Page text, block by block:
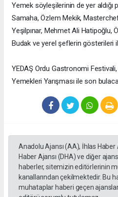
Yemek söyleşilerinin de yer aldığı
Samaha, Özlem Mekik,
Yeşilpınar, Mehmet Ali Hatipoğlu,
Budak ve yerel şeflerin gösterileri
YEDAŞ Ordu Gastronomi
Yemekleri Yarışması ile son
Anadolu Ajansı (AA), İhlas Haber
Haber Ajansı (DHA) ve diğer
haberler, sitemizin editörlerinin
kanallarından çekilmektedir. Bu
muhataplar haberi geçen